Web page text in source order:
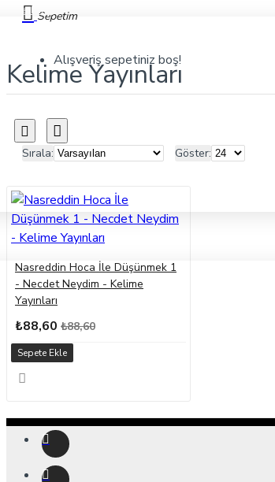
Sepetim
Alışveriş sepetiniz boş!
Markalar
Kelime Yayınları
Sırala: Göster:
Nasreddin Hoca İle Düşünmek 1
- Necdet Neydim - Kelime
Yayınları
₺88,60 ₺88,60
Sepete Ekle